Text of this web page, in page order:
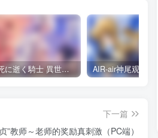
死に逝く騎士 異世界に響く断末魔 /死馆2（安卓直装＋KRKR＋PC端）
下一篇
”教师～老师的奖励真刺激（PC端）